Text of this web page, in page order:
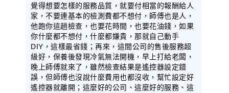
覺得想要怎樣的服務品質，就要付相當的報酬給人
家，不要連基本的檢測費都不想付，師傅也是人，
他跑你這趟檢查，也要花時間，也要花油錢，如果
你什麼都不想付，什麼都嫌貴，那就自己動手
DIY，這樣最省錢；再來，這間公司的售後服務超
級好，保養後發現冷氣無法開機，早上打給老闆，
晚上師傅就來了，雖然檢查結果是遙控器設定錯
誤，但師傅也沒說什麼費用也都沒收，幫忙設定好
遙控器就離開；這麼好的公司、這麼好的服務、這